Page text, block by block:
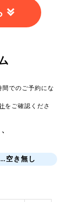
でのご予約にな
をご確認くださ
き無し